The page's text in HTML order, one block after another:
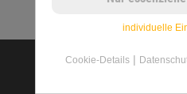
©opyright 2020 -
individuelle
Cookie-Details|